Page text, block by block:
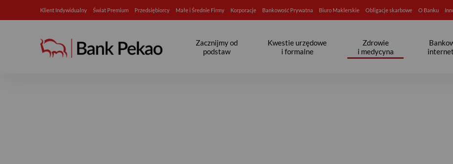
Klient Indywidualny Świat Premium Przedsiębiorcy Małe i Średnie Firmy Korporacje Bankowość Prywatna Biuro Maklerskie Obligacje skarbowe O Banku
Zacznijmy od
podstaw
Kwestie urzędowe
i formalne
Zdrowie
i medycyna